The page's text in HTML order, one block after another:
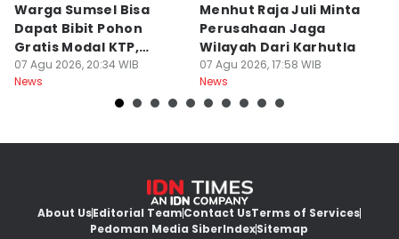
Warga Sumsel Bisa
Dapat Bibit Pohon
Gratis Modal KTP,
Menhut Beberkan
Caranya
07 Agu 2026, 20:34 WIB
News
Menhut Raja Juli Minta
Perusahaan Jaga
Wilayah Dari Karhutla
07 Agu 2026, 17:58 WIB
News
About UsEditorial TeamContact UsTerms of Services
Pedoman Media SiberIndexSitemap